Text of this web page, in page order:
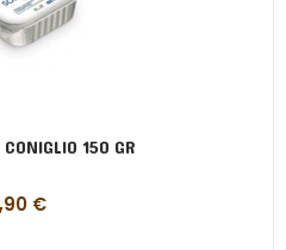
150 GR
€